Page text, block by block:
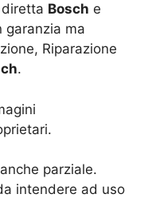
Bosch e
garanzia ma
Riparazione
.
parziale.
intendere ad uso